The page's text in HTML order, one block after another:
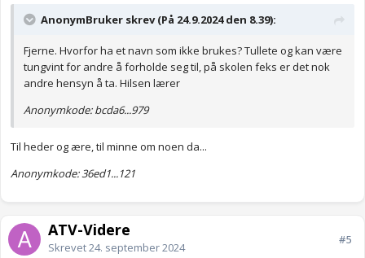
AnonymBruker skrev (På 24.9.2024 den 8.39):
Fjerne. Hvorfor ha et navn som ikke brukes? Tullete og kan være
tungvint for andre å forholde seg til, på skolen feks er det nok
andre hensyn å ta. Hilsen lærer
Anonymkode: bcda6...979
Til heder og ære, til minne om noen da...
Anonymkode: 36ed1...121
ATV-Videre
Skrevet24. september 2024
#5